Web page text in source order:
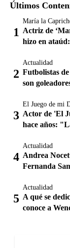
Últimos
María la
Actriz de
hizo en
Actualidad
Futbolistas
son
El Juego de mi
Actor de 'El
hace años:
Actualidad
Andrea
Fernanda
Actualidad
A qué se
conoce a